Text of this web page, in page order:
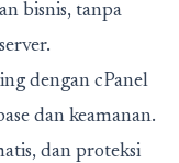
bisnis, tanpa
dengan cPanel
dan keamanan.
dan proteksi